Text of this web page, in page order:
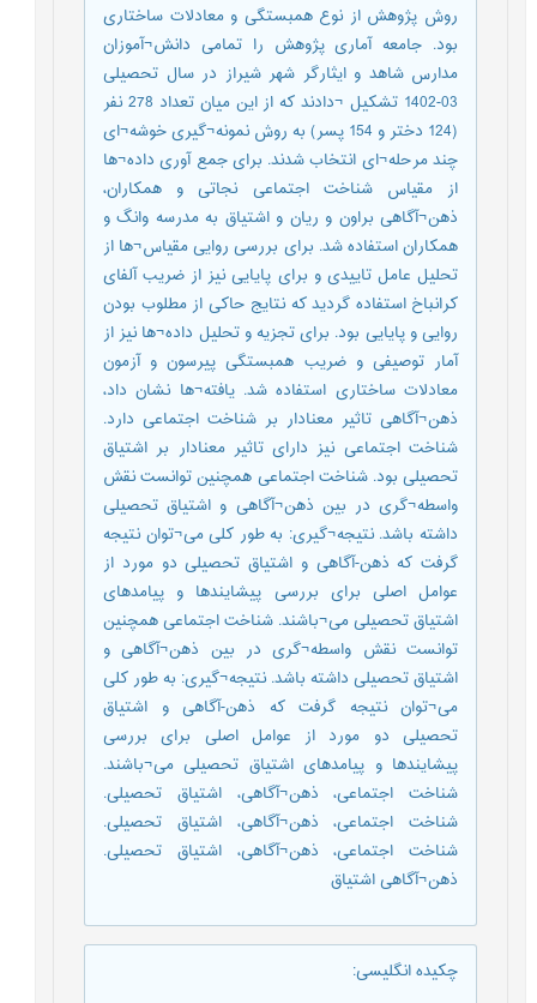
روش پژوهش از نوع همبستگی و معادلات ساختاری
بود. جامعه آماری پژوهش را تمامی دانش¬آموزان
مدارس شاهد و ایثارگر شهر شیراز در سال تحصیلی
03-1402 تشکیل ¬دادند که از این میان تعداد 278 نفر
(124 دختر و 154 پسر) به روش نمونه¬گیری خوشه¬ای
چند مرحله¬ای انتخاب شدند. برای جمع آوری داده¬ها
از مقیاس شناخت اجتماعی نجاتی و همکاران،
ذهن¬آگاهی براون و ریان و اشتیاق به مدرسه وانگ و
همکاران استفاده شد. برای بررسی روایی مقیاس¬ها از
تحلیل عامل تاییدی و برای پایایی نیز از ضریب آلفای
کرانباخ استفاده گردید که نتایج حاکی از مطلوب بودن
روایی و پایایی بود. برای تجزیه و تحلیل داده¬ها نیز از
آمار توصیفی و ضریب همبستگی پیرسون و آزمون
معادلات ساختاری استفاده شد. یافته¬ها نشان داد،
ذهن¬آگاهی تاثیر معنادار بر شناخت اجتماعی دارد.
شناخت اجتماعی نیز دارای تاثیر معنادار بر اشتیاق
تحصیلی بود. شناخت اجتماعی همچنین توانست نقش
واسطه¬گری در بین ذهن¬آگاهی و اشتیاق تحصیلی
داشته باشد. نتیجه¬گیری: به طور کلی می¬توان نتیجه
گرفت که ذهن-آگاهی و اشتیاق تحصیلی دو مورد از
عوامل اصلی برای بررسی پیشایندها و پیامدهای
اشتیاق تحصیلی می¬باشند. شناخت اجتماعی همچنین
توانست نقش واسطه¬گری در بین ذهن¬آگاهی و
اشتیاق تحصیلی داشته باشد. نتیجه¬گیری: به طور کلی
می¬توان نتیجه گرفت که ذهن-آگاهی و اشتیاق
تحصیلی دو مورد از عوامل اصلی برای بررسی
پیشایندها و پیامدهای اشتیاق تحصیلی می¬باشند.
شناخت اجتماعی، ذهن¬آگاهی، اشتیاق تحصیلی.
شناخت اجتماعی، ذهن¬آگاهی، اشتیاق تحصیلی.
شناخت اجتماعی، ذهن¬آگاهی، اشتیاق تحصیلی.
ذهن¬آگاهی اشتیاق
چکیده انگلیسی: